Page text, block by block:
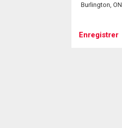
Burlington, ON
Enregistrer